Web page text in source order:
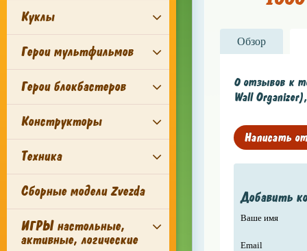
Куклы
Герои мультфильмов
Герои блокбастеров
Конструкторы
Техника
Сборные модели Zvezda
ИГРЫ настольные,
активные, логические
Обзор
0 отзывов к
Wall
Написать
Добавить
Ваше имя
Email